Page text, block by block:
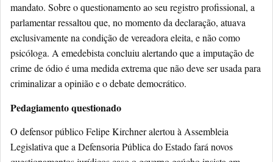
mandato. Sobre o questionamento ao seu registro profissional, a
parlamentar ressaltou que, no momento da declaração, atuava
exclusivamente na condição de vereadora eleita, e não como
psicóloga. A emedebista concluiu alertando que a imputação de
crime de ódio é uma medida extrema que não deve ser usada para
criminalizar a opinião e o debate democrático.
Pedagiamento questionado
O defensor público Felipe Kirchner alertou à Assembleia
Legislativa que a Defensoria Pública do Estado fará novos